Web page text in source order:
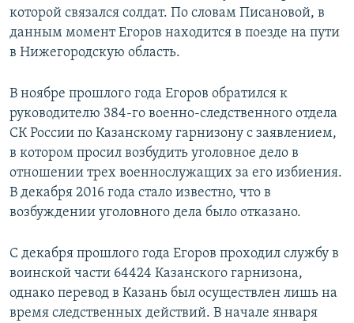
которой связался солдат. По словам Писановой, в
данным момент Егоров находится в поезде на пути
в Нижегородскую область.
В ноябре прошлого года Егоров обратился к
руководителю 384-го военно-следственного отдела
СК России по Казанскому гарнизону с заявлением,
в котором просил возбудить уголовное дело в
отношении трех военнослужащих за его избиения.
В декабря 2016 года стало известно, что в
возбуждении уголовного дела было отказано.
С декабря прошлого года Егоров проходил службу в
воинской части 64424 Казанского гарнизона,
однако перевод в Казань был осуществлен лишь на
время следственных действий. В начале января